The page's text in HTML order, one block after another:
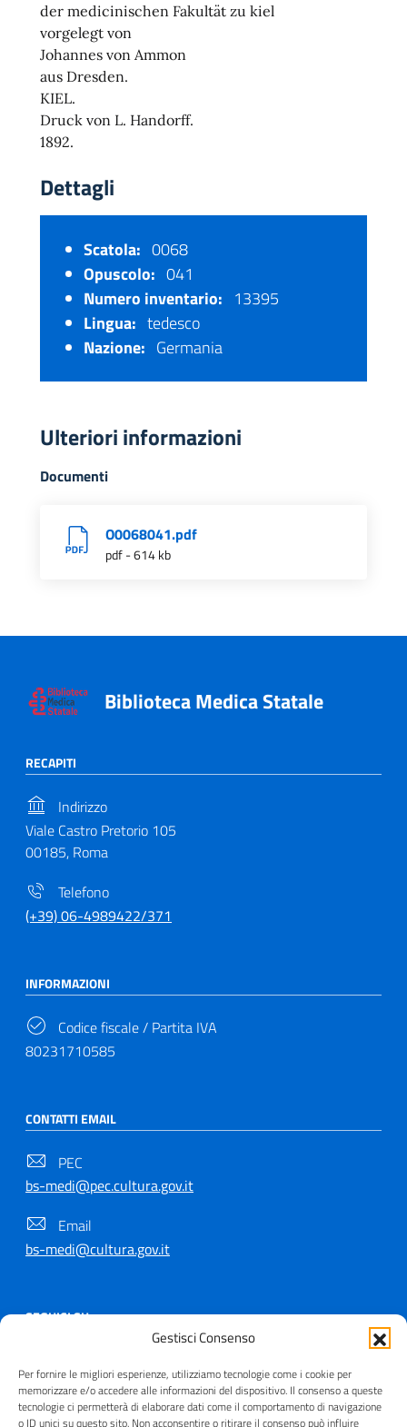
Gestisci Consenso
Per fornire le migliori esperienze, utilizziamo tecnologie come i cookie per
memorizzare e/o accedere alle informazioni del dispositivo. Il consenso a queste
tecnologie ci permetterà di elaborare dati come il comportamento di navigazione
o ID unici su questo sito. Non acconsentire o ritirare il consenso può influire
der medicinischen Fakultät zu kiel
vorgelegt von
Johannes von Ammon
aus Dresden.
KIEL.
Druck von L. Handorff.
1892.
Dettagli
Scatola: 0068
Opuscolo: 041
Numero inventario: 13395
Lingua: tedesco
Nazione: Germania
Ulteriori informazioni
Documenti
O0068041.pdf
pdf - 614 kb
Biblioteca Medica Statale
RECAPITI
Indirizzo
Viale Castro Pretorio 105
00185, Roma
Telefono
(+39) 06-4989422/371
INFORMAZIONI
Codice fiscale / Partita IVA
80231710585
CONTATTI EMAIL
PEC
bs-medi@pec.cultura.gov.it
Email
bs-medi@cultura.gov.it
SEGUICI SU
Copyright © 2021 - 2026